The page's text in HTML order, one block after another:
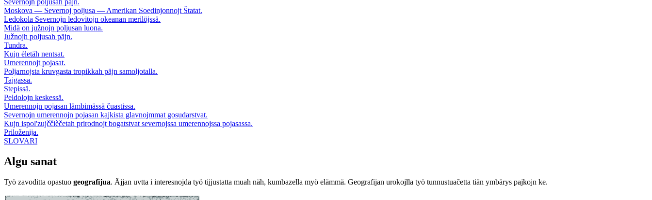
Severnojh poljusah päjn.
Moskova — Severnoj poljusa — Amerikan Soedinjonnojt Štatat.
Ledokola Severnojn ledovitojn okeanan merilöjssä.
Midä on južnojn poljusan luona.
Južnojh poljusah päjn.
Tundra.
Kujn èletäh nentsat.
Umerennojt pojasat.
Poljarnojsta kruvgasta tropikkah päjn samoljotalla.
Tajgassa.
Stepissä.
Peldolojn keskessä.
Umerennojn pojasan lämbimässä čuastissa.
Severnojn umerennojn pojasan kajkista glavnojmmat gosudarstvat.
Kujn ispol'zujččièčetah prirodnojt bogatstvat severnojssa umerennojssa pojasassa.
Priloženija.
SLOVARI
Algu sanat
Työ zavoditta opastuo geografijua. Äjjan uvtta i interesnojda työ tijjustatta muah näh, kumbazella myö elämmä. Geografijan urokojlla työ tunnustuačetta tiän ymbärys pajkojn ke.